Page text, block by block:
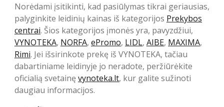
Norėdami įsitikinti, kad pasiūlymas tikrai geriausias,
palyginkite leidinių kainas iš kategorijos Prekybos
centrai. Šios kategorijos įmonės yra, pavyzdžiui,
VYNOTEKA, NORFA, ePromo, LIDL, AIBE, MAXIMA,
Rimi. Jei išsirinkote prekę iš VYNOTEKA, tačiau
dabartiniame leidinyje jo neradote, peržiūrėkite
oficialią svetainę vynoteka.lt, kur galite sužinoti
daugiau informacijos.